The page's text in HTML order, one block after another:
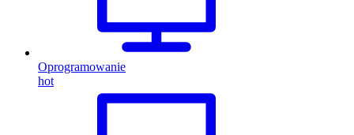
Oprogramowanie
hot